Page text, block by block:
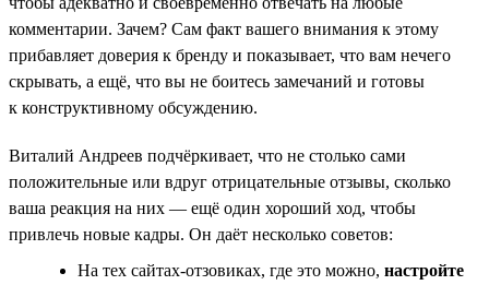
комментарии. Зачем? Сам факт вашего внимания к этому
прибавляет доверия к бренду и показывает, что вам нечего
скрывать, а ещё, что вы не боитесь замечаний и готовы
к конструктивному обсуждению.
Виталий Андреев подчёркивает, что не столько сами
положительные или вдруг отрицательные отзывы, сколько
ваша реакция на них — ещё один хороший ход, чтобы
привлечь новые кадры. Он даёт несколько советов:
На тех сайтах-отзовиках, где это можно, настройте